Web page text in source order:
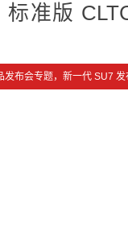
准版
发布会专题，新一代 SU7 发